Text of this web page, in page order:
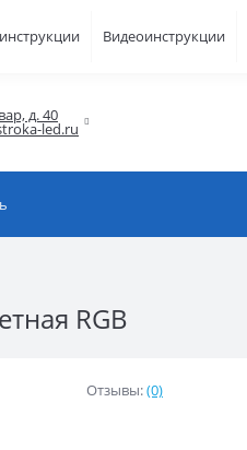
Видеоинструкции
д. 40
led.ru
RGB
Отзывы:(0)